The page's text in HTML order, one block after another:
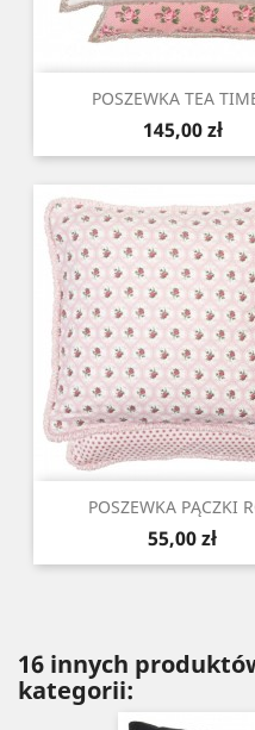
POSZEWKA TEA
Cena
145,00 zł
POSZEWKA PĄCZKI
Cena
55,00 zł
16 innych
kategorii: